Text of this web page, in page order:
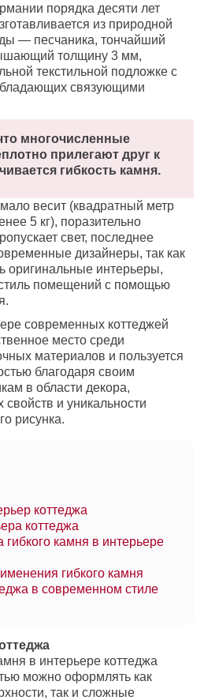
порядка десяти лет
из природной
— песчаника, тончайший
толщину 3 мм,
текстильной подложке с
связующими
многочисленные
прилегают друг к
гибкость камня.
весит (квадратный метр
5 кг), поразительно
свет, последнее
дизайнеры, так как
оригинальные интерьеры,
помещений с помощью
современных коттеджей
место среди
материалов и пользуется
благодаря своим
в области декора,
и уникальности
рисунка.
коттеджа
коттеджа
камня в интерьере
гибкого камня
в современном стиле
в интерьере коттеджа
можно оформлять как
так и сложные